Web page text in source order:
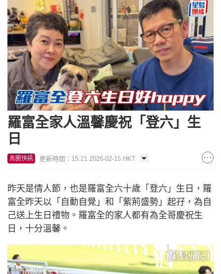
羅富全家人溫馨慶祝「登六」生
日
馬圈快訊 更新時間：15:21 2026-02-15 HKT
昨天是情人節，也是羅富全六十歲「登六」生日，羅
富全昨天以「自動自覺」和「紫荊盛勢」起孖，為自
己送上生日禮物。羅富全的家人都有為全哥慶祝生
日，十分溫馨。